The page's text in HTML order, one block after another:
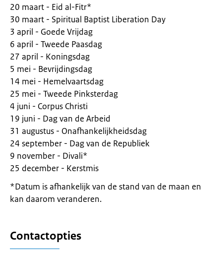
20 maart - Eid al-Fitr*
30 maart - Spiritual Baptist Liberation Day
3 april - Goede Vrijdag
6 april - Tweede Paasdag
27 april - Koningsdag
5 mei - Bevrijdingsdag
14 mei - Hemelvaartsdag
25 mei - Tweede Pinksterdag
4 juni - Corpus Christi
19 juni - Dag van de Arbeid
31 augustus - Onafhankelijkheidsdag
24 september - Dag van de Republiek
9 november - Divali*
25 december - Kerstmis
*Datum is afhankelijk van de stand van de maan en
kan daarom veranderen.
Contactopties